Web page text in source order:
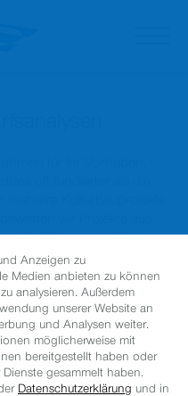
Räume und Anlagen
nachhaltigen Betrieb
Kostenrahmen,
Wettbewerbs. Ebenso
Auftraggebern ideale
im Falle einer
Anzeigen zu
Medien anbieten zu können
analysieren. Außerdem
unserer Website an
und Analysen weiter.
möglicherweise mit
bereitgestellt haben oder
gesammelt haben.
Datenschutzerklärung und in